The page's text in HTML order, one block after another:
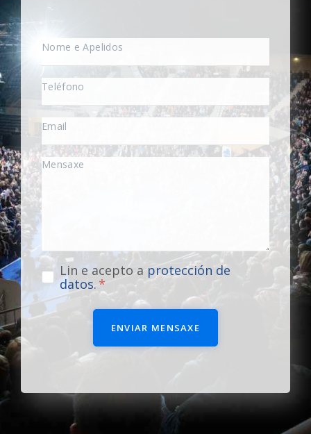
Lin e acepto a protección de
datos.
ENVIAR MENSAXE